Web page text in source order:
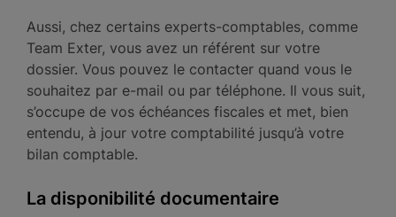
Aussi, chez certains experts-comptables, comme
Team Exter, vous avez un référent sur votre
dossier. Vous pouvez le contacter quand vous le
souhaitez par e-mail ou par téléphone. Il vous suit,
s’occupe de vos échéances fiscales et met, bien
entendu, à jour votre comptabilité jusqu’à votre
bilan comptable.
La disponibilité documentaire